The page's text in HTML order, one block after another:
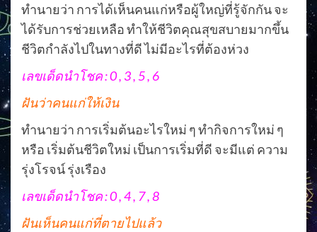
ทำนายว่า การได้เห็นคนแก่หรือผู้ใหญ่ที่รู้จักกัน จะ
ได้รับการช่วยเหลือ ทำให้ชีวิตคุณสุขสบายมากขึ้น
ชีวิตกำลังไปในทางที่ดี ไม่มีอะไรที่ต้องห่วง
เลขเด็ดนำโชค : 0 , 3 , 5 , 6
ฝันว่าคนแก่ให้เงิน
ทำนายว่า การเริ่มต้นอะไรใหม่ ๆ ทำกิจการใหม่ ๆ
หรือ เริ่มต้นชีวิตใหม่ เป็นการเริ่มที่ดี จะมีแต่ ความ
รุ่งโรจน์ รุ่งเรือง
เลขเด็ดนำโชค : 0 , 4 , 7 , 8
ฝันเห็นคนแก่ที่ตายไปแล้ว